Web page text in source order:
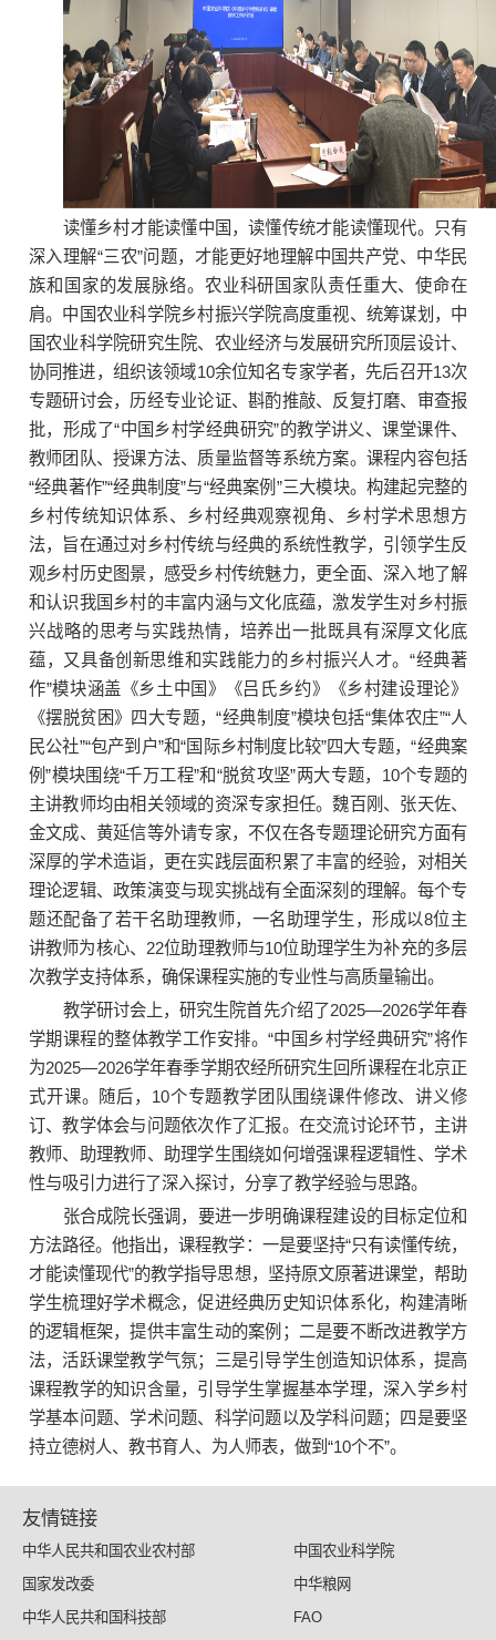
读懂乡村才能读懂中国，读懂传统才能读懂现代。只有
深入理解“三农”问题，才能更好地理解中国共产党、中华民
族和国家的发展脉络。农业科研国家队责任重大、使命在
肩。中国农业科学院乡村振兴学院高度重视、统筹谋划，中
国农业科学院研究生院、农业经济与发展研究所顶层设计、
协同推进，组织该领域10余位知名专家学者，先后召开13次
专题研讨会，历经专业论证、斟酌推敲、反复打磨、审查报
批，形成了“中国乡村学经典研究”的教学讲义、课堂课件、
教师团队、授课方法、质量监督等系统方案。课程内容包括
“经典著作”“经典制度”与“经典案例”三大模块。构建起完整的
乡村传统知识体系、乡村经典观察视角、乡村学术思想方
法，旨在通过对乡村传统与经典的系统性教学，引领学生反
观乡村历史图景，感受乡村传统魅力，更全面、深入地了解
和认识我国乡村的丰富内涵与文化底蕴，激发学生对乡村振
兴战略的思考与实践热情，培养出一批既具有深厚文化底
蕴，又具备创新思维和实践能力的乡村振兴人才。“经典著
作”模块涵盖《乡土中国》《吕氏乡约》《乡村建设理论》
《摆脱贫困》四大专题，“经典制度”模块包括“集体农庄”“人
民公社”“包产到户”和“国际乡村制度比较”四大专题，“经典案
例”模块围绕“千万工程”和“脱贫攻坚”两大专题，10个专题的
主讲教师均由相关领域的资深专家担任。魏百刚、张天佐、
金文成、黄延信等外请专家，不仅在各专题理论研究方面有
深厚的学术造诣，更在实践层面积累了丰富的经验，对相关
理论逻辑、政策演变与现实挑战有全面深刻的理解。每个专
题还配备了若干名助理教师，一名助理学生，形成以8位主
讲教师为核心、22位助理教师与10位助理学生为补充的多层
次教学支持体系，确保课程实施的专业性与高质量输出。
教学研讨会上，研究生院首先介绍了2025—2026学年春
学期课程的整体教学工作安排。 “中国乡村学经典研究”将作
为2025—2026学年春季学期农经所研究生回所课程在北京正
式开课。随后，10个专题教学团队围绕课件修改、讲义修
订、教学体会与问题依次作了汇报。在交流讨论环节，主讲
教师、助理教师、助理学生围绕如何增强课程逻辑性、学术
性与吸引力进行了深入探讨，分享了教学经验与思路。
张合成院长强调，要进一步明确课程建设的目标定位和
方法路径。他指出，课程教学：一是要坚持“只有读懂传统，
才能读懂现代”的教学指导思想，坚持原文原著进课堂，帮助
学生梳理好学术概念，促进经典历史知识体系化，构建清晰
的逻辑框架，提供丰富生动的案例；二是要不断改进教学方
法，活跃课堂教学气氛；三是引导学生创造知识体系，提高
课程教学的知识含量，引导学生掌握基本学理，深入学乡村
学基本问题、学术问题、科学问题以及学科问题；四是要坚
持立德树人、教书育人、为人师表，做到“10个不”。
友情链接
中华人民共和国农业农村部
中国农业科学院
国家发改委
中华粮网
中华人民共和国科技部
FAO